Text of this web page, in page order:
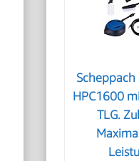
HPC1600
TLG.